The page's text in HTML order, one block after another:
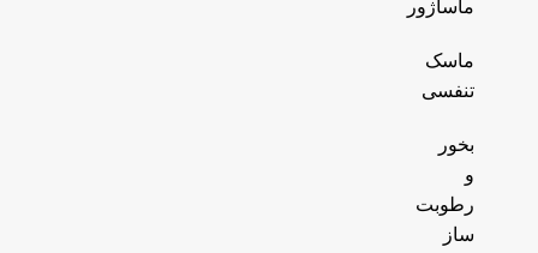
ماساژور
ماسک
تنفسی
بخور
و
رطوبت
ساز